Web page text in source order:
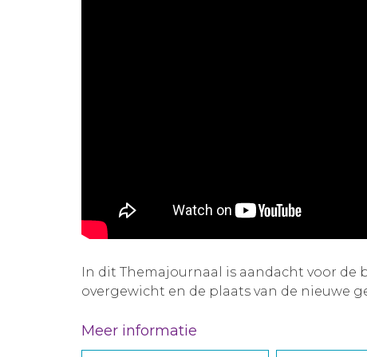
In dit Themajournaal is aandacht voor de
overgewicht en de plaats van de nieuwe
Meer informatie